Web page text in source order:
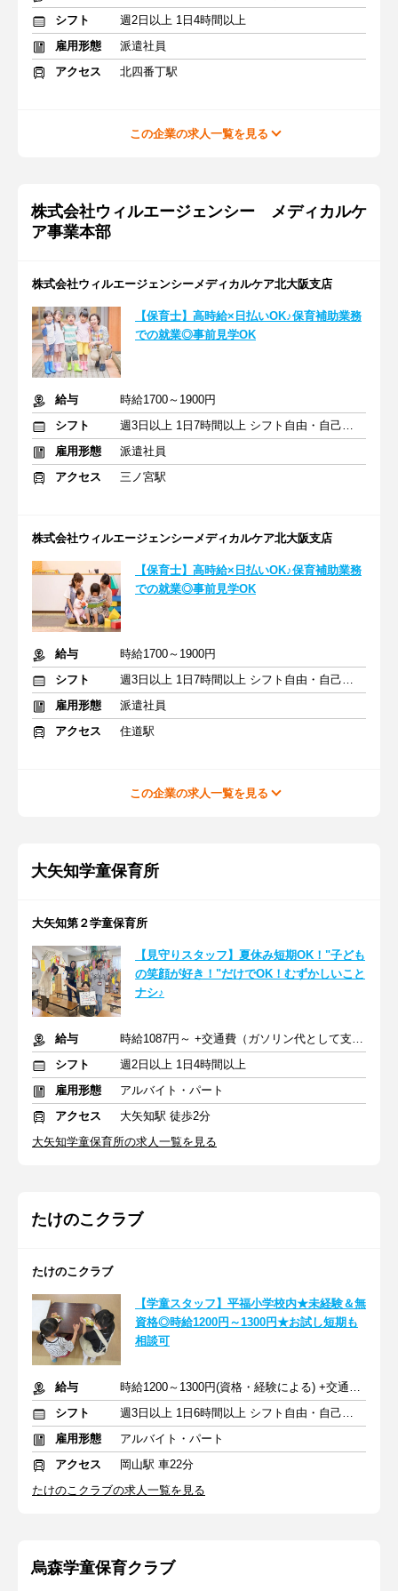
シフト
週2日以上 1日4時間以上
雇用形態
派遣社員
アクセス
北四番丁駅
この企業の求人一覧を見る
株式会社ウィルエージェンシー メディカルケ
ア事業本部
株式会社ウィルエージェンシーメディカルケア北大阪支店
【保育士】高時給×日払いOK♪保育補助業務
での就業◎事前見学OK
給与
時給1700～1900円
シフト
週3日以上 1日7時間以上 シフト自由・自己申告
雇用形態
派遣社員
アクセス
三ノ宮駅
株式会社ウィルエージェンシーメディカルケア北大阪支店
【保育士】高時給×日払いOK♪保育補助業務
での就業◎事前見学OK
給与
時給1700～1900円
シフト
週3日以上 1日7時間以上 シフト自由・自己申告
雇用形態
派遣社員
アクセス
住道駅
この企業の求人一覧を見る
大矢知学童保育所
大矢知第２学童保育所
【見守りスタッフ】夏休み短期OK！"子ども
の笑顔が好き！"だけでOK！むずかしいこと
ナシ♪
給与
時給1087円～ +交通費（ガソリン代として支給も可） ※賞与あり
シフト
週2日以上 1日4時間以上
雇用形態
アルバイト・パート
アクセス
大矢知駅 徒歩2分
大矢知学童保育所の求人一覧を見る
たけのこクラブ
たけのこクラブ
【学童スタッフ】平福小学校内★未経験＆無
資格◎時給1200円～1300円★お試し短期も
相談可
給与
時給1200～1300円(資格・経験による) +交通費一部支給
シフト
週3日以上 1日6時間以上 シフト自由・自己申告
雇用形態
アルバイト・パート
アクセス
岡山駅 車22分
たけのこクラブの求人一覧を見る
烏森学童保育クラブ